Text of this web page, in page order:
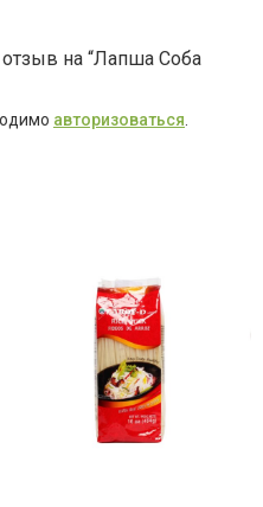
на “Лапша Соба
авторизоваться